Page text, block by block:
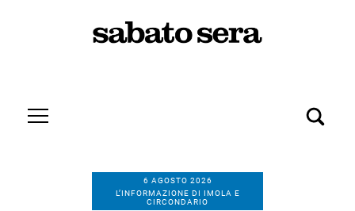
6 AGOSTO 2026
L’INFORMAZIONE DI IMOLA E
CIRCONDARIO